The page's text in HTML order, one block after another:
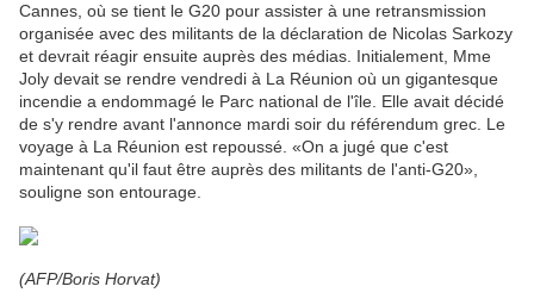
Cannes, où se tient le G20 pour assister à une retransmission
organisée avec des militants de la déclaration de Nicolas Sarkozy
et devrait réagir ensuite auprès des médias. Initialement, Mme
Joly devait se rendre vendredi à La Réunion où un gigantesque
incendie a endommagé le Parc national de l'île. Elle avait décidé
de s'y rendre avant l'annonce mardi soir du référendum grec. Le
voyage à La Réunion est repoussé. «On a jugé que c'est
maintenant qu'il faut être auprès des militants de l'anti-G20»,
souligne son entourage.
(AFP/Boris Horvat)